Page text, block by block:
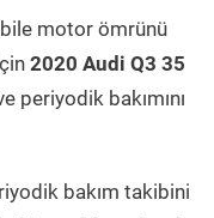
motor ömrünü
2020 Audi Q3 35
periyodik bakımını
bakım takibini